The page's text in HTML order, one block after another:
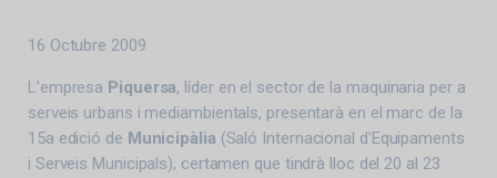
16 Octubre 2009
L’empresa Piquersa, líder en el sector de la maquinaria per a
serveis urbans i mediambientals, presentarà en el marc de la
15a edició de Municipàlia (Saló Internacional d’Equipaments
i Serveis Municipals), certamen que tindrà lloc del 20 al 23